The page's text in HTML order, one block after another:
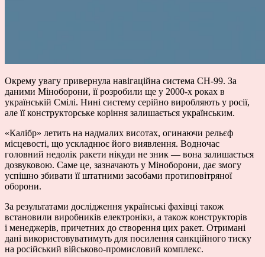
Окрему увагу привернула навігаційна система СН-99. За
даними Міноборони, її розробили ще у 2000-х роках в
українській Смілі. Нині систему серійно виробляють у росії,
але її конструкторське коріння залишається українським.
«Калібр» летить на надмалих висотах, огинаючи рельєф
місцевості, що ускладнює його виявлення. Водночас
головний недолік ракети нікуди не зник — вона залишається
дозвуковою. Саме це, зазначають у Міноборони, дає змогу
успішно збивати її штатними засобами протиповітряної
оборони.
За результатами дослідження українські фахівці також
встановили виробників електроніки, а також конструкторів
і менеджерів, причетних до створення цих ракет. Отримані
дані використовуватимуть для посилення санкційного тиску
на російський військово-промисловий комплекс.